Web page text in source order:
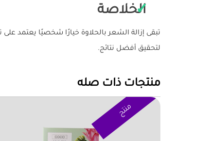
الخلاصة
تبقى إزالة الشعر بالحلاوة خيارًا شخصيًا يعتمد على
لتحقيق أفضل نتائج.
منتجات ذات صله
منتج